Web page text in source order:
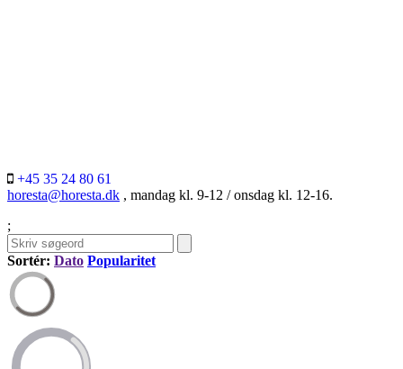
+45 35 24 80 61
horesta@horesta.dk , mandag kl. 9-12 / onsdag kl. 12-16.
;
Sortér: Dato Popularitet